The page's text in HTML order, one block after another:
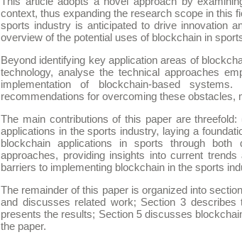
context, thus expanding the research scope in this
sports industry is anticipated to drive innovation
overview of the potential uses of blockchain in
Beyond identifying key application areas of
technology, analyse the technical approaches
implementation of blockchain-based
recommendations for overcoming these
The main contributions of this paper are
applications in the sports industry, laying a
blockchain applications in sports through both
approaches, providing insights into current
barriers to implementing blockchain in the sports
The remainder of this paper is organized into
and discusses related work; Section 3
presents the results; Section 5 discusses
the paper.